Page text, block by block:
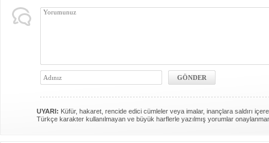
UYARI: Küfür, hakaret, rencide edici cümleler veya imalar, inançlara saldırı
Türkçe karakter kullanılmayan ve büyük harflerle yazılmış yorumlar